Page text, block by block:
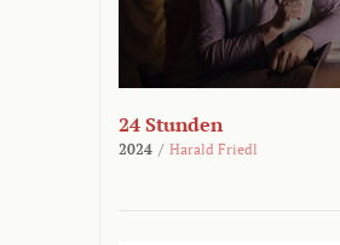
24 Stunden
2024 / Harald Friedl